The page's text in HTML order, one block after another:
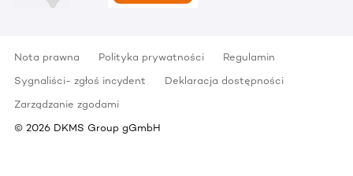
Nota prawna Polityka prywatności
Regulamin
Sygnaliści- zgłoś incydent
Deklaracja dostępności
Zarządzanie zgodami
© 2026 DKMS Group gGmbH